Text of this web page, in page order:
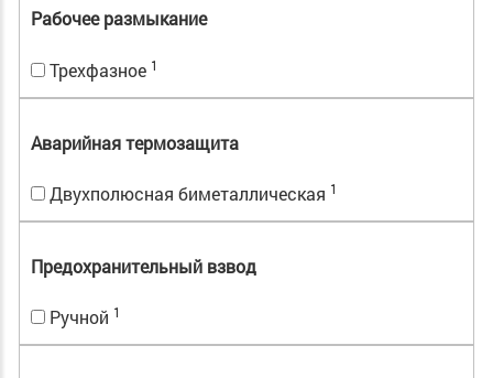
Рабочее размыкание
Трехфазное 1
Аварийная термозащита
Двухполюсная биметаллическая 1
Предохранительный взвод
Ручной 1